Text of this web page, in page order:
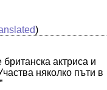
)
актриса и
няколко пъти в